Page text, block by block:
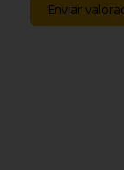
Enviar